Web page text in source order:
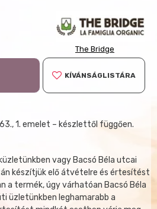
The Bridge
KÍVÁNSÁGLISTÁRA
1. emelet – készlettől függően.
vagy Bacsó Béla utcai
készítjük elő átvételre és értesítést
a termék, úgy várhatóan Bacsó Béla
üzletünkben leghamarabb a